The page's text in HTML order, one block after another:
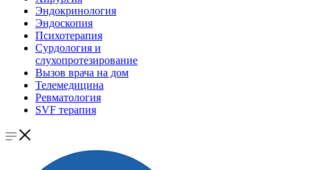
Эндокринология
Эндоскопия
Психотерапия
Сурдология и
слухопротезирование
Вызов врача на дом
Телемедицина
Ревматология
SVF терапия